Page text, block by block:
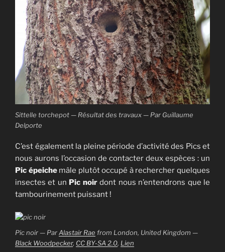
Sittelle torchepot — Résultat des travaux — Par Guillaume
Delporte
C’est également la pleine période d’activité des Pics et
nous aurons l’occasion de contacter deux espèces : un
Pic épeichemâle plutôt occupé à rechercher quelques
insectes et un Pic noirdont nous n’entendrons que le
tambourinement puissant !
Pic noir — ParAlastair Rae from London, United Kingdom —
Black Woodpecker, CC BY-SA 2.0, Lien